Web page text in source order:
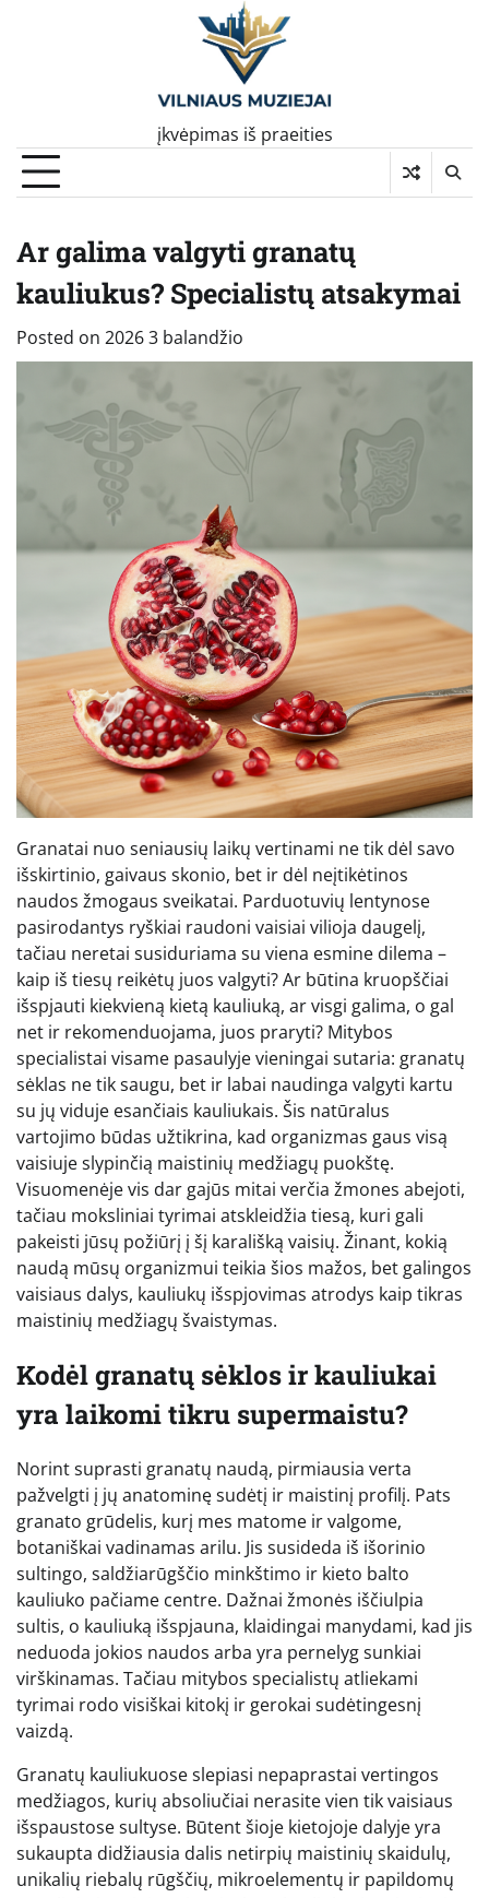
įkvėpimas iš praeities
Ar galima valgyti granatų
kauliukus? Specialistų atsakymai
Posted on 2026 3 balandžio
Granatai nuo seniausių laikų vertinami ne tik dėl savo
išskirtinio, gaivaus skonio, bet ir dėl neįtikėtinos
naudos žmogaus sveikatai. Parduotuvių lentynose
pasirodantys ryškiai raudoni vaisiai vilioja daugelį,
tačiau neretai susiduriama su viena esmine dilema –
kaip iš tiesų reikėtų juos valgyti? Ar būtina kruopščiai
išspjauti kiekvieną kietą kauliuką, ar visgi galima, o gal
net ir rekomenduojama, juos praryti? Mitybos
specialistai visame pasaulyje vieningai sutaria: granatų
sėklas ne tik saugu, bet ir labai naudinga valgyti kartu
su jų viduje esančiais kauliukais. Šis natūralus
vartojimo būdas užtikrina, kad organizmas gaus visą
vaisiuje slypinčią maistinių medžiagų puokštę.
Visuomenėje vis dar gajūs mitai verčia žmones abejoti,
tačiau moksliniai tyrimai atskleidžia tiesą, kuri gali
pakeisti jūsų požiūrį į šį karališką vaisių. Žinant, kokią
naudą mūsų organizmui teikia šios mažos, bet galingos
vaisiaus dalys, kauliukų išspjovimas atrodys kaip tikras
maistinių medžiagų švaistymas.
Kodėl granatų sėklos ir kauliukai
yra laikomi tikru supermaistu?
Norint suprasti granatų naudą, pirmiausia verta
pažvelgti į jų anatominę sudėtį ir maistinį profilį. Pats
granato grūdelis, kurį mes matome ir valgome,
botaniškai vadinamas arilu. Jis susideda iš išorinio
sultingo, saldžiarūgščio minkštimo ir kieto balto
kauliuko pačiame centre. Dažnai žmonės iščiulpia
sultis, o kauliuką išspjauna, klaidingai manydami, kad jis
neduoda jokios naudos arba yra pernelyg sunkiai
virškinamas. Tačiau mitybos specialistų atliekami
tyrimai rodo visiškai kitokį ir gerokai sudėtingesnį
vaizdą.
Granatų kauliukuose slepiasi nepaprastai vertingos
medžiagos, kurių absoliučiai nerasite vien tik vaisiaus
išspaustose sultyse. Būtent šioje kietojoje dalyje yra
sukaupta didžiausia dalis netirpių maistinių skaidulų,
unikalių riebalų rūgščių, mikroelementų ir papildomų